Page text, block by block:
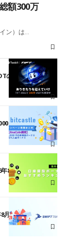
額300万
ン）は…
レースとして復
円口座開設ボーナ
8月最新】
月最新】